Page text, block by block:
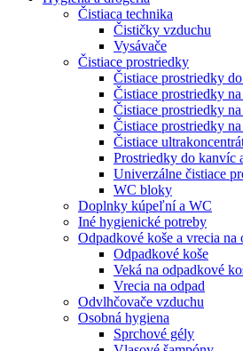
Čistiaca technika
Čističky vzduchu
Vysávače
Čistiace prostriedky
Čistiace prostriedky
Čistiace prostriedky
Čistiace prostriedky
Čistiace prostriedky
Čistiace
Prostriedky do kanvíc
Univerzálne čistiace
WC bloky
Doplnky kúpeľní a WC
Iné hygienické potreby
Odpadkové koše a vrecia na
Odpadkové koše
Veká na odpadkové
Vrecia na odpad
Odvlhčovače vzduchu
Osobná hygiena
Sprchové gély